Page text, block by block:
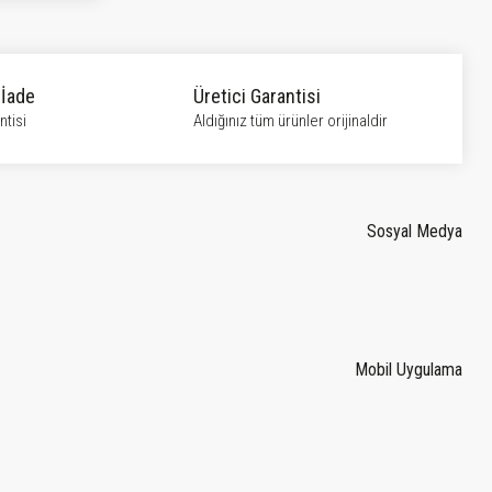
Üretici Garantisi
Aldığınız tüm ürünler orijinaldir
Sosyal Medya
Mobil Uygulama